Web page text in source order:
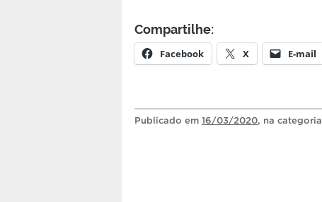
Compartilhe:
Facebook X E-mail
Publicado em 16/03/2020, na categoria